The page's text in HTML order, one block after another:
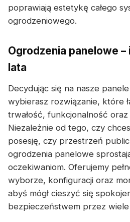
poprawiają estetykę całego
ogrodzeniowego.
Ogrodzenia panelowe
lata
Decydując się na nasze
wybierasz rozwiązanie, które
trwałość, funkcjonalność
Niezależnie od tego, czy
posesję, czy przestrzeń
ogrodzenia panelowe
oczekiwaniom. Oferujemy
wyborze, konfiguracji oraz
abyś mógł cieszyć się
bezpieczeństwem przez wiele